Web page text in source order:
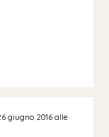
giugno 2016 alle